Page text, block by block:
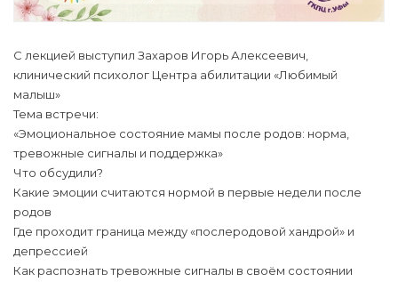
С лекцией выступил Захаров Игорь Алексеевич,
клинический психолог Центра абилитации «Любимый
малыш»
Тема встречи:
«Эмоциональное состояние мамы после родов: норма,
тревожные сигналы и поддержка»
Что обсудили?
Какие эмоции считаются нормой в первые недели после
родов
Где проходит граница между «послеродовой хандрой» и
депрессией
Как распознать тревожные сигналы в своём состоянии